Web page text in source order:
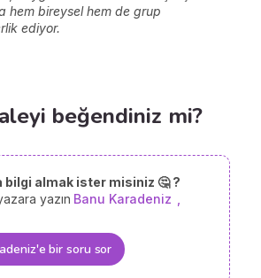
hem bireysel hem de grup
ediyor.
beğendiniz mi?
bilgi almak ister misiniz 🤔 ?
yazın Banu Karadeniz
bir soru sor